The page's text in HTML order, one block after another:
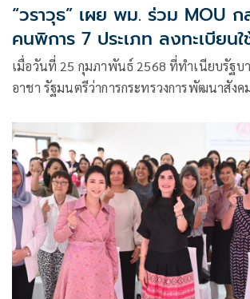
“วราวุธ” เผย พม. ร่วม MOU
คนพิการ 7 ประเภท ลงทะเบียนใ
ส่งเสริม-พัฒนาคุณภาพชีวิตคน
เมื่อวันที่ 25 กุมภาพันธ์ 2568 ที่ทำเนียบรัฐบ
อาชา รัฐมนตรีว่าการกระทรวงการพัฒนาสัง
คุณภาพชีวิตคนพิการ (พก.) กระทรวงการพัฒ
มั่นคงของมนุษย์ (พม.) รายงานให้ทราบถึง ก
ของ พก. กับ สำนักงานคณะกรรมการกิจการกร
โทรทัศน์ และกิจการโทรคมนาคมแห่งชาติ (ก